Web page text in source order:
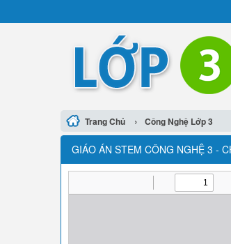
Trang Chủ › Công Nghệ Lớp 3
GIÁO ÁN STEM CÔNG NGHỆ 3 -